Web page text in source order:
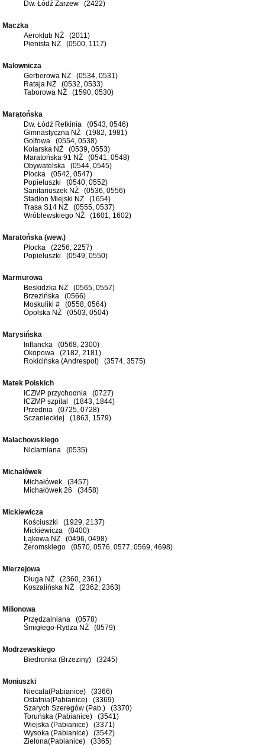
Dw. Łódź Zarzew (2422)
Maczka
Aeroklub NŻ (2011)
Pienista NŻ (0500, 1117)
Malownicza
Gerberowa NŻ (0534, 0531)
Rataja NŻ (0532, 0533)
Taborowa NŻ (1590, 0530)
Maratońska
Dw. Łódź Retkinia (0543, 0546)
Gimnastyczna NŻ (1982, 1981)
Golfowa (0554, 0538)
Kolarska NŻ (0539, 0553)
Maratońska 91 NŻ (0541, 0548)
Obywatelska (0544, 0545)
Plocka (0542, 0547)
Popiełuszki (0540, 0552)
Sanitariuszek NŻ (0536, 0556)
Stadion Miejski NŻ (1654)
Trasa S14 NŻ (0555, 0537)
Wróblewskiego NŻ (1601, 1602)
Maratońska (wew.)
Plocka (2256, 2257)
Popiełuszki (0549, 0550)
Marmurowa
Beskidzka NŻ (0565, 0557)
Brzezińska (0566)
Moskuliki # (0558, 0564)
Opolska NŻ (0503, 0504)
Marysińska
Inflancka (0568, 2300)
Okopowa (2182, 2181)
Rokicińska (Andrespol) (3574, 3575)
Matek Polskich
ICZMP przychodnia (0727)
ICZMP szpital (1843, 1844)
Przednia (0725, 0728)
Sczanieckiej (1863, 1579)
Małachowskiego
Niciarniana (0535)
Michałówek
Michałówek (3457)
Michałówek 26 (3458)
Mickiewicza
Kościuszki (1929, 2137)
Mickiewicza (0400)
Łąkowa NŻ (0496, 0498)
Żeromskiego (0570, 0576, 0577, 0569, 4698)
Mierzejowa
Długa NŻ (2360, 2361)
Koszalińska NŻ (2362, 2363)
Milionowa
Przędzalniana (0578)
Śmigłego-Rydza NŻ (0579)
Modrzewskiego
Biedronka (Brzeziny) (3245)
Moniuszki
Niecała(Pabianice) (3366)
Ostatnia(Pabianice) (3369)
Szarych Szeregów (Pab.) (3370)
Toruńska (Pabianice) (3541)
Wiejska (Pabianice) (3371)
Wysoka (Pabianice) (3542)
Zielona(Pabianice) (3365)